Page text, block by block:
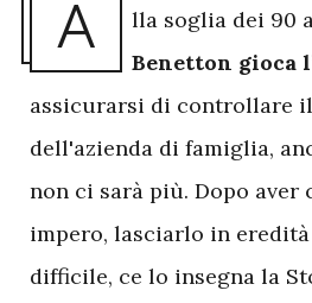
A lla soglia dei 90
Benetton gioca
assicurarsi di controllare
dell'azienda di famiglia,
non ci sarà più. Dopo
impero, lasciarlo in
difficile, ce lo insegna la